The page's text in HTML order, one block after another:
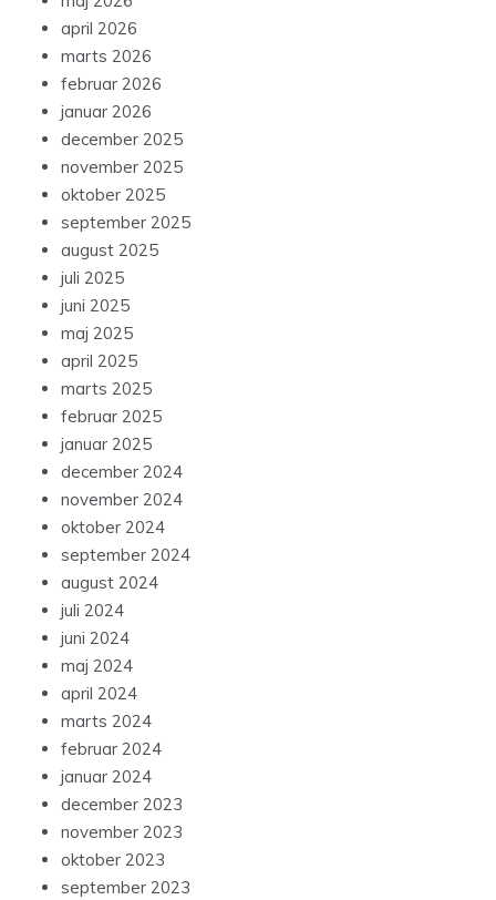
april 2026
marts 2026
februar 2026
januar 2026
december 2025
november 2025
oktober 2025
september 2025
august 2025
juli 2025
juni 2025
maj 2025
april 2025
marts 2025
februar 2025
januar 2025
december 2024
november 2024
oktober 2024
september 2024
august 2024
juli 2024
juni 2024
maj 2024
april 2024
marts 2024
februar 2024
januar 2024
december 2023
november 2023
oktober 2023
september 2023